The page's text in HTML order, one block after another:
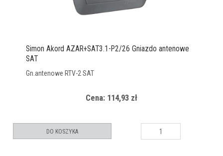
Simon Akord AZAR+SAT3.1-P2/26 Gniazdo antenowe
SAT
Gn.antenowe RTV-2 SAT
Cena: 114,93 zł
DO KOSZYKA